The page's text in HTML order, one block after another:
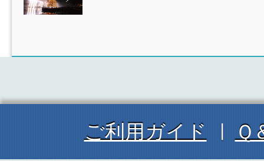
ご利用ガイド Ｑ